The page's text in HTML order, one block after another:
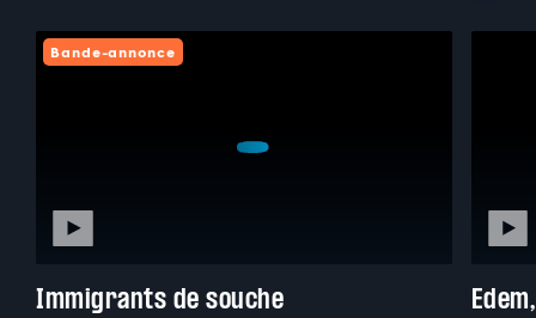
Bande-annonce
Immigrants de souche